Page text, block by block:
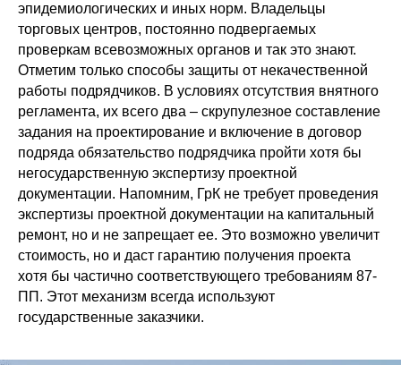
эпидемиологических и иных норм. Владельцы
торговых центров, постоянно подвергаемых
проверкам всевозможных органов и так это знают.
Отметим только способы защиты от некачественной
работы подрядчиков. В условиях отсутствия внятного
регламента, их всего два – скрупулезное составление
задания на проектирование и включение в договор
подряда обязательство подрядчика пройти хотя бы
негосударственную экспертизу проектной
документации. Напомним, ГрК не требует проведения
экспертизы проектной документации на капитальный
ремонт, но и не запрещает ее. Это возможно увеличит
стоимость, но и даст гарантию получения проекта
хотя бы частично соответствующего требованиям 87-
ПП. Этот механизм всегда используют
государственные заказчики.